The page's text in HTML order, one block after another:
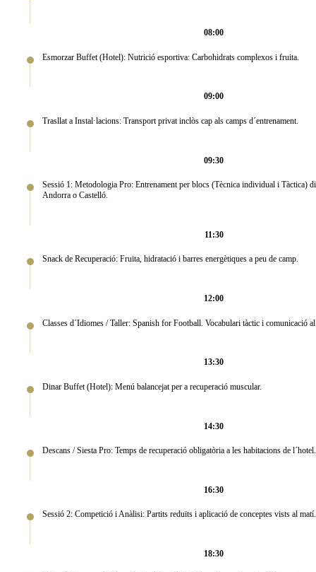
08:00
Esmorzar Buffet (Hotel): Nutrició esportiva: Carbohidrats complexos i fruita.
09:00
Trasllat a Instal·lacions: Transport privat inclòs cap als camps d´entrenament.
09:30
Sessió 1: Metodologia Pro: Entrenament per blocs (Tècnica individual i Tàctica)
Andorra o Castelló.
11:30
Snack de Recuperació: Fruita, hidratació i barres energètiques a peu de camp.
12:00
Classes d´Idiomes / Taller: Spanish for Football. Vocabulari tàctic i comunicació
13:30
Dinar Buffet (Hotel): Menú balancejat per a recuperació muscular.
14:30
Descans / Siesta Pro: Temps de recuperació obligatòria a les habitacions de l´hotel.
16:30
Sessió 2: Competició i Anàlisi: Partits reduïts i aplicació de conceptes vists al
18:30